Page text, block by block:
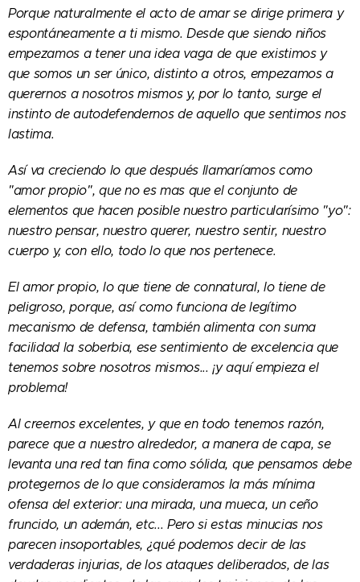
Porque naturalmente el acto de amar se dirige primera y
espontáneamente a ti mismo. Desde que siendo niños
empezamos a tener una idea vaga de que existimos y
que somos un ser único, distinto a otros, empezamos a
querernos a nosotros mismos y, por lo tanto, surge el
instinto de autodefendernos de aquello que sentimos nos
lastima.
Así va creciendo lo que después llamaríamos como
"amor propio", que no es mas que el conjunto de
elementos que hacen posible nuestro particularísimo "yo":
nuestro pensar, nuestro querer, nuestro sentir, nuestro
cuerpo y, con ello, todo lo que nos pertenece.
El amor propio, lo que tiene de connatural, lo tiene de
peligroso, porque, así como funciona de legítimo
mecanismo de defensa, también alimenta con suma
facilidad la soberbia, ese sentimiento de excelencia que
tenemos sobre nosotros mismos... ¡y aquí empieza el
problema!
Al creernos excelentes, y que en todo tenemos razón,
parece que a nuestro alrededor, a manera de capa, se
levanta una red tan fina como sólida, que pensamos debe
protegernos de lo que consideramos la más mínima
ofensa del exterior: una mirada, una mueca, un ceño
fruncido, un ademán, etc... Pero si estas minucias nos
parecen insoportables, ¿qué podemos decir de las
verdaderas injurias, de los ataques deliberados, de las